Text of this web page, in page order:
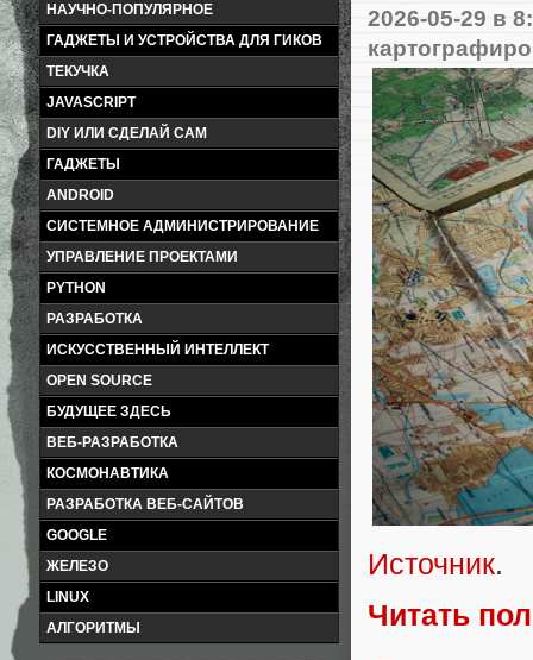
НАУЧНО-ПОПУЛЯРНОЕ
ГАДЖЕТЫ И УСТРОЙСТВА ДЛЯ ГИКОВ
ТЕКУЧКА
JAVASCRIPT
DIY ИЛИ СДЕЛАЙ САМ
ГАДЖЕТЫ
ANDROID
СИСТЕМНОЕ АДМИНИСТРИРОВАНИЕ
УПРАВЛЕНИЕ ПРОЕКТАМИ
PYTHON
РАЗРАБОТКА
ИСКУССТВЕННЫЙ ИНТЕЛЛЕКТ
OPEN SOURCE
БУДУЩЕЕ ЗДЕСЬ
ВЕБ-РАЗРАБОТКА
КОСМОНАВТИКА
РАЗРАБОТКА ВЕБ-САЙТОВ
GOOGLE
ЖЕЛЕЗО
LINUX
АЛГОРИТМЫ
2026-05-29 в
Источник.
Читать